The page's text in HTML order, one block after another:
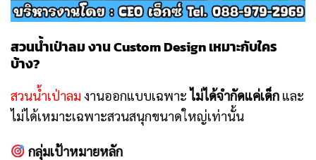
สวนน้ำเป่าลม งาน Custom Design เหมาะกับใคร
บ้าง?
สวนน้ำเป่าลม งานออกแบบเฉพาะไม่ได้จำกัดแค่เด็ก และ
ไม่ได้เหมาะเฉพาะสวนสนุกขนาดใหญ่เท่านั้น
กลุ่มเป้าหมายหลัก